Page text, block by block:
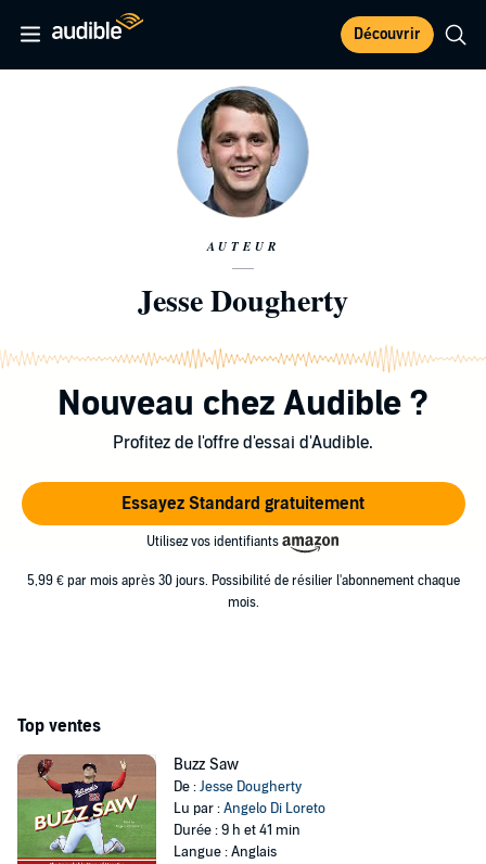
Découvrir
AUTEUR
Jesse Dougherty
Nouveau chez Audible ?
Profitez de l'offre d'essai d'Audible.
Essayez Standard gratuitement
Utilisez vos identifiants
5,99 € par mois après 30 jours. Possibilité de résilier l'abonnement chaque
mois.
Top ventes
Buzz Saw
De :Jesse Dougherty
Lu par :Angelo Di Loreto
Durée : 9 h et 41 min
Langue : Anglais